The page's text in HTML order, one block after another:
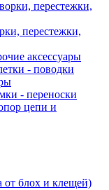
перестежки,
аксессуары
- поводки
- переноски
цепи и